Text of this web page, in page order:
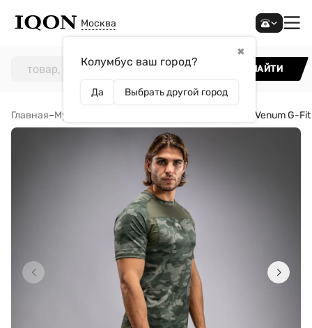
Москва
✖
Колумбус ваш город?
Да Выбрать другой город
НАЙТИ
Главная–Мужчинам Футболка Venum G-